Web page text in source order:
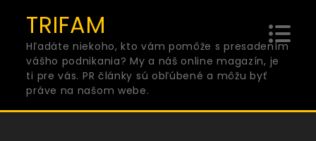
content
TRIFAM
Hľadáte niekoho, kto vám pomôže s presadením
vášho podnikania? My a náš online magazín, je
ti pre vás. PR články sú obľúbené a môžu byť
práve na našom webe.